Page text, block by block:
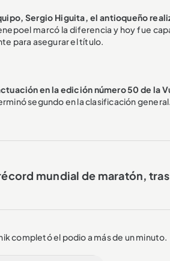
Sergio Higuita, el antioqueño
marcó la diferencia y hoy fue
para asegurar el título.
en la edición número 50 de la
segundo en la clasificación general.
mundial de maratón, tras
completó el podio a más de un minuto.